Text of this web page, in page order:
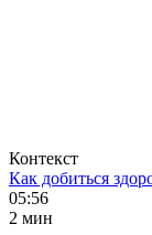
Контекст
Как добиться
05:56
2 мин